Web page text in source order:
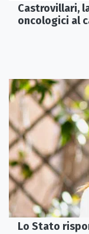
Castrovillari,
oncologici al
Lo Stato